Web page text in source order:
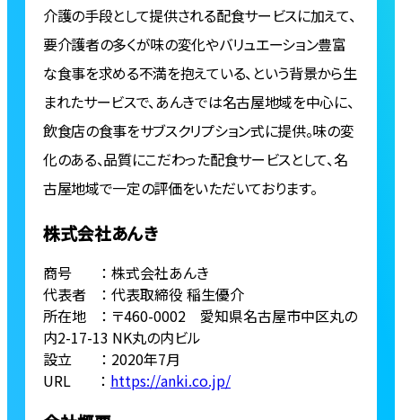
介護の⼿段として提供される配⾷サービスに加えて、
要介護者の多くが味の変化やバリュエーション豊富
な⾷事を求める不満を抱えている、という背景から生
まれたサービスで、あんきでは名古屋地域を中心に、
飲⾷店の⾷事をサブスクリプション式に提供。味の変
化のある、品質にこだわった配⾷サービスとして、名
古屋地域で⼀定の評価をいただいております。
株式会社あんき
商号 ： 株式会社あんき
代表者 ： 代表取締役 稲⽣優介
所在地 ： 〒460-0002 愛知県名古屋市中区丸の
内2-17-13 NK丸の内ビル
設立 ： 2020年7⽉
URL ： https://anki.co.jp/